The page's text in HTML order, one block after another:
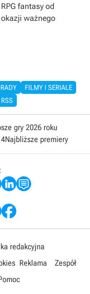
fantasy od
ważnego
FILMY I SERIALE
RSS
gry 2026 roku
Najbliższe premiery
redakcyjna
Reklama
Zespół